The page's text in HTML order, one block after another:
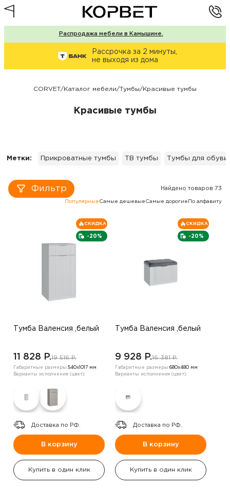
Распродажа мебели в Камышине.
Рассрочка за 2 минуты,
не выходя из дома
CORVET/Каталог мебели/Тумбы/Красивые тумбы
Красивые тумбы
Метки: Прикроватные тумбы ТВ тумбы Тумбы для обуви
Фильтр Найдено товаров 73
Популярные Самые дешевые Самые дорогие По алфавиту
-20%
СКИДКА
Тумба Валенсия ,белый
11 828 P.19 516 P.
Габаритные размеры:540х1017 мм
Варианты исполнения (цвет):
Доставка по РФ.
В корзину
Купить в один клик
-20%
СКИДКА
Тумба Валенсия ,белый
9 928 P.16 381 P.
Габаритные размеры:680х480 мм
Варианты исполнения (цвет):
Доставка по РФ.
В корзину
Купить в один клик